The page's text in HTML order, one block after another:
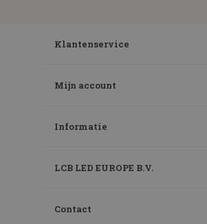
Klantenservice
Mijn account
Informatie
LCB LED EUROPE B.V.
Contact